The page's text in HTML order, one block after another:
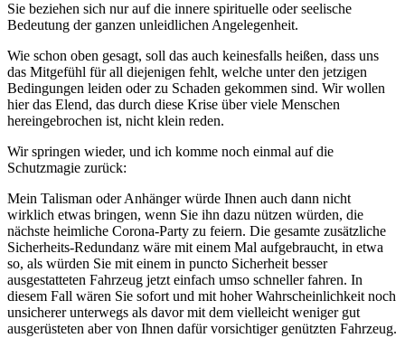
Sie beziehen sich nur auf die innere spirituelle oder seelische
Bedeutung der ganzen unleidlichen Angelegenheit.
Wie schon oben gesagt, soll das auch keinesfalls heißen, dass uns
das Mitgefühl für all diejenigen fehlt, welche unter den jetzigen
Bedingungen leiden oder zu Schaden gekommen sind. Wir wollen
hier das Elend, das durch diese Krise über viele Menschen
hereingebrochen ist, nicht klein reden.
Wir springen wieder, und ich komme noch einmal auf die
Schutzmagie zurück:
Mein Talisman oder Anhänger würde Ihnen auch dann nicht
wirklich etwas bringen, wenn Sie ihn dazu nützen würden, die
nächste heimliche Corona-Party zu feiern. Die gesamte zusätzliche
Sicherheits-Redundanz wäre mit einem Mal aufgebraucht, in etwa
so, als würden Sie mit einem in puncto Sicherheit besser
ausgestatteten Fahrzeug jetzt einfach umso schneller fahren. In
diesem Fall wären Sie sofort und mit hoher Wahrscheinlichkeit noch
unsicherer unterwegs als davor mit dem vielleicht weniger gut
ausgerüsteten aber von Ihnen dafür vorsichtiger genützten Fahrzeug.